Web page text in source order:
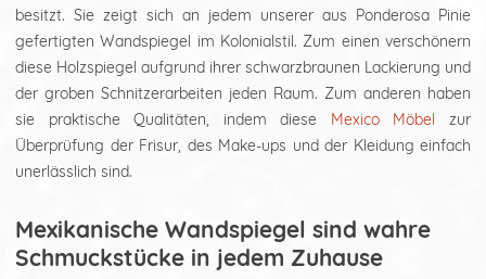
besitzt. Sie zeigt sich an jedem unserer aus Ponderosa Pinie
gefertigten Wandspiegel im Kolonialstil. Zum einen verschönern
diese Holzspiegel aufgrund ihrer schwarzbraunen Lackierung und
der groben Schnitzerarbeiten jeden Raum. Zum anderen haben
sie praktische Qualitäten, indem diese Mexico Möbel zur
Überprüfung der Frisur, des Make-ups und der Kleidung einfach
unerlässlich sind.
Mexikanische Wandspiegel sind wahre
Schmuckstücke in jedem Zuhause